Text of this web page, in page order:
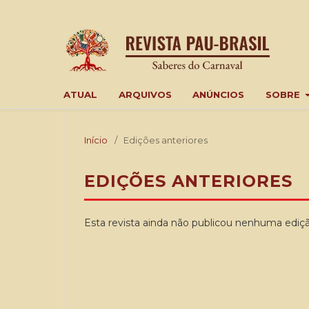
ATUAL ARQUIVOS ANÚNCIOS SOBRE
Início / Edições anteriores
EDIÇÕES ANTERIORES
Esta revista ainda não publicou nenhuma